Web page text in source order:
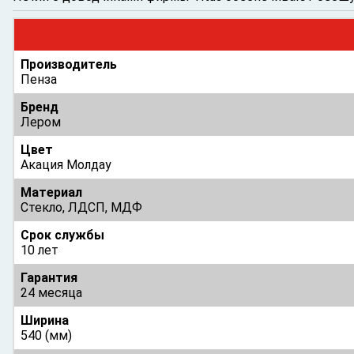
Производитель
Пенза
Бренд
Лером
Цвет
Акация Молдау
Материал
Cтекло, ЛДСП, МДФ
Срок службы
10 лет
Гарантия
24 месяца
Ширина
540 (мм)